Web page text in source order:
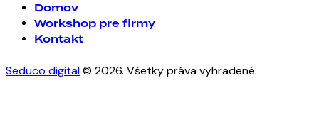
Domov
Workshop pre firmy
Kontakt
Seduco digital© 2026. Všetky práva vyhradené.